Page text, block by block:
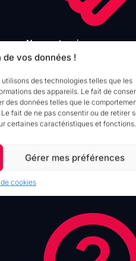
de vos données !
des technologies telles que les
des appareils. Le fait de
des données telles que le
fait de ne pas consentir ou de retirer
certaines caractéristiques et fonctions.
Gérer mes préférences
cookies
Nos partenaires
Intégrateurs Gold
Intégrateurs
Stratégiques
global et déploiement.
complémentaires à votre